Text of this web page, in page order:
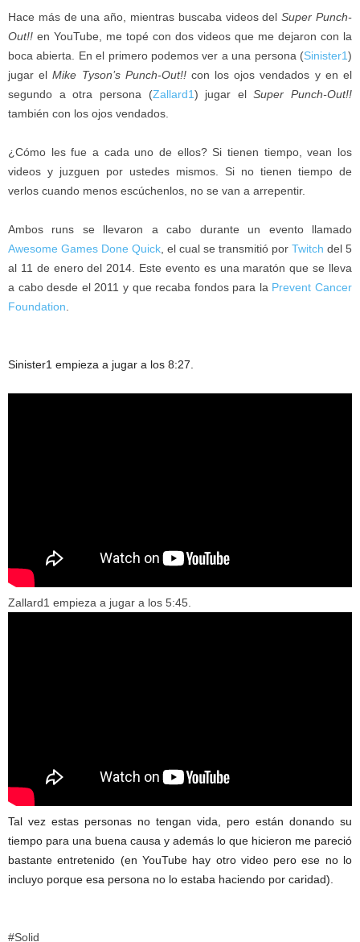
Hace más de una año, mientras buscaba videos delSuper Punch-
Out!! en YouTube, me topé con dos videos que me dejaron con la
boca abierta. En el primero podemos ver a una persona (Sinister1)
jugar elMike Tyson’s Punch-Out!!con los ojos vendados y en el
segundo a otra persona (Zallard1) jugar elSuper Punch-Out!!
también con los ojos vendados.
¿Cómo les fue a cada uno de ellos? Si tienen tiempo, vean los
videos y juzguen por ustedes mismos. Si no tienen tiempo de
verlos cuando menos escúchenlos, no se van a arrepentir.
Ambos runs se llevaron a cabo durante un evento llamado
Awesome Games Done Quick, el cual se transmitió por Twitch del 5
al 11 de enero del 2014. Este evento es una maratón que se lleva
a cabo desde el 2011 y que recaba fondos para la Prevent Cancer
Foundation.
Sinister1 empieza a jugar a los 8:27.
Zallard1 empieza a jugar a los 5:45.
Tal vez estas personas no tengan vida, pero están donando su
tiempo para una buena causa y además lo que hicieron me pareció
bastante entretenido (en YouTube hay otro video pero ese no lo
incluyo porque esa persona no lo estaba haciendo por caridad).
#Solid